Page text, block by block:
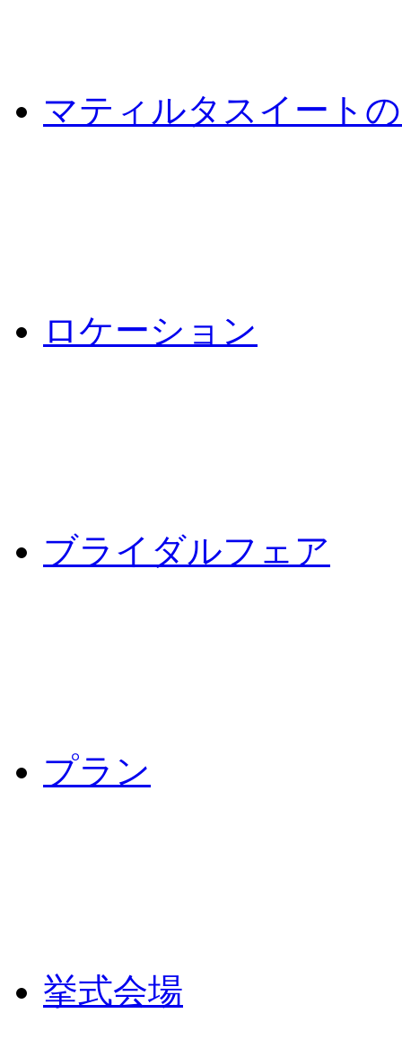
マティルタスイート
ロケーション
ブライダルフェア
プラン
挙式会場